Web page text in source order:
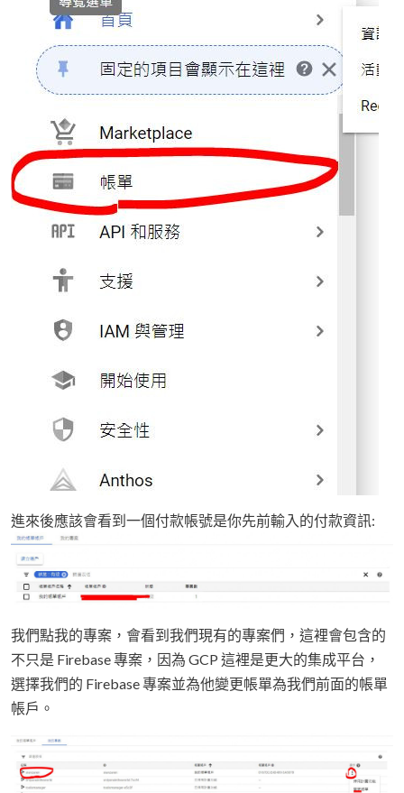
進來後應該會看到一個付款帳號是你先前輸入的付款資訊:
我們點我的專案，會看到我們現有的專案們，這裡會包含的
不只是 Firebase 專案，因為 GCP 這裡是更大的集成平台，
選擇我們的 Firebase 專案並為他變更帳單為我們前面的帳單
帳戶。